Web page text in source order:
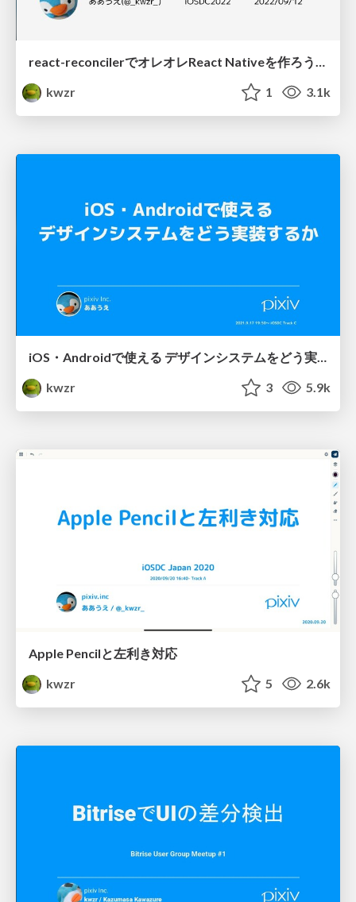
react-reconcilerでオレオレReact Nativeを作ろう！
kwzr
1 3.1k
iOS・Androidで使える デザインシステムをどう実装するか
kwzr
3 5.9k
Apple Pencilと左利き対応
kwzr
5 2.6k